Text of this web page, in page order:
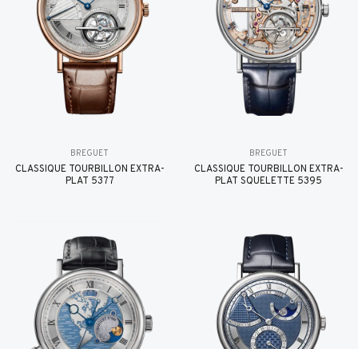
BREGUET
CLASSIQUE TOURBILLON EXTRA-
PLAT 5377
BREGUET
CLASSIQUE TOURBILLON EXTRA-
PLAT SQUELETTE 5395